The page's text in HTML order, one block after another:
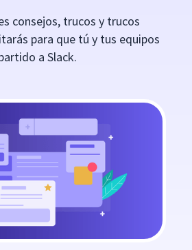
consejos, trucos y trucos
para que tú y tus equipos
a Slack.